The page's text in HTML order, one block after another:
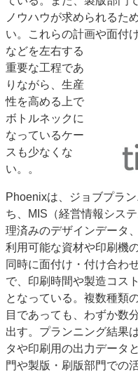
ノウハウが求められるた
い。これらの計画や面付
などを左右する
重要な工程であ
りながら、生産
性を高める上で
ボトルネックに
なっているケー
スも少なくな
い。。
Phoenixは、ジョブプラ
ち、MIS（経営情報シス
理済みのデザインデータ
利用可能な資材や印刷機
同時に面付け・付け合わ
で、印刷時間や製造コス
となっている。複数種類
目であっても、わずか数
出す。プランニング結果
タや印刷用の出力データ
門や製版・刷版部門での